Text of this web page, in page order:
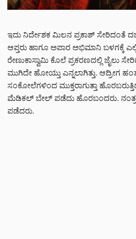
ಇದು ನಿರ್ದೇಶಕ ಮಿಲನ ಪ್ರಕಾಶ್ ಸೇರಿದಂತೆ
ಆಪ್ತರು ಹಾಗೂ ಅಪಾರ ಅಭಿಮಾನಿ ಬಳಗಕ್ಕೆ
ರೇಣುಕಾಸ್ವಾಮಿ ಕೊಲೆ ಪ್ರಕರಣದಲ್ಲಿ ಜೈಲು
ಮುಗಿದೇ ಹೋಯ್ತು ಎನ್ನಲಾಗಿತ್ತು. ಆದ್ರೀಗ
ಸಂಕೋಲೆಗಳಿಂದ ಮುಕ್ತರಾಗುತ್ತಾ
ಮೆಡಿಕಲ್ ಬೇಲ್ ಪಡೆದು ಹೊರಬಂದರು.
ಪಡೆದರು.